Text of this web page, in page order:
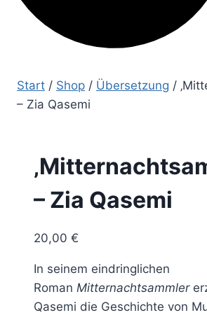
Start / Shop / Übersetzung /
– Zia Qasemi
– Zia Qasemi
20,00 €
In seinem eindringlichen
Roman Mitternachtsammler
Qasemi die Geschichte von